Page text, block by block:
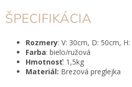
ŠPECIFIKÁCIA
Rozmery: V: 30cm, D: 50cm,
Farba: bielo/ružová
Hmotnosť: 1,5kg
Materiál: Brezová preglejka